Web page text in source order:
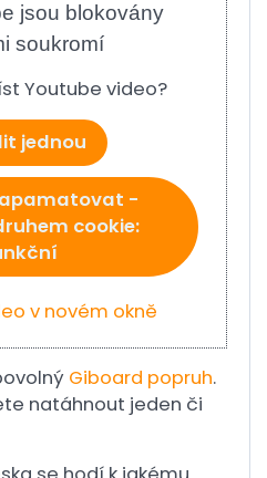
jsou blokovány
soukromí
Youtube video?
jednou
-
cookie:
v novém okně
Giboard popruh.
natáhnout jeden či